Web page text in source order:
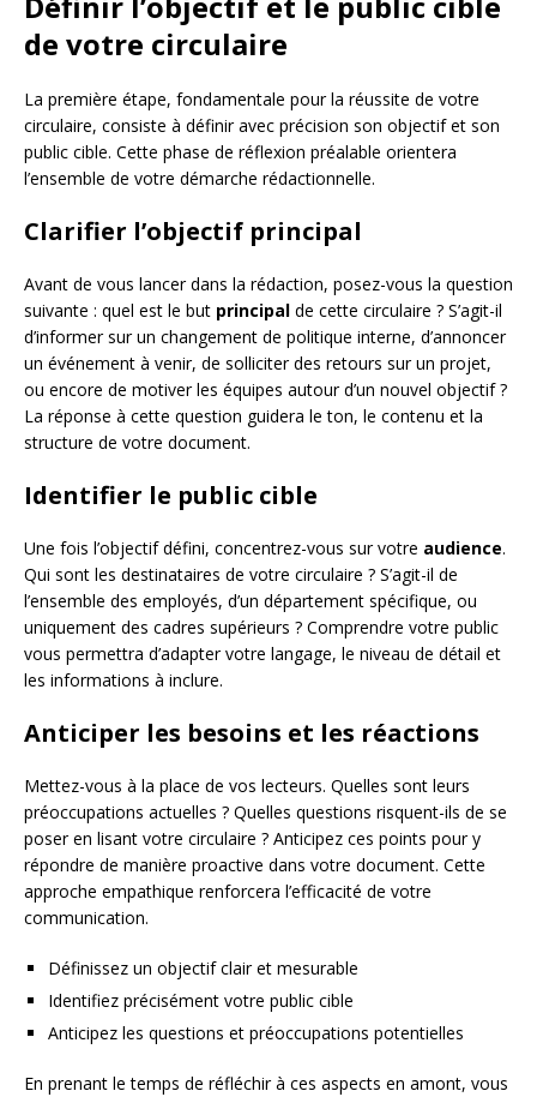
de votre circulaire
La première étape, fondamentale pour la réussite de votre
circulaire, consiste à définir avec précision son objectif et son
public cible. Cette phase de réflexion préalable orientera
l’ensemble de votre démarche rédactionnelle.
Clarifier l’objectif principal
Avant de vous lancer dans la rédaction, posez-vous la question
suivante : quel est le but principal de cette circulaire ? S’agit-il
d’informer sur un changement de politique interne, d’annoncer
un événement à venir, de solliciter des retours sur un projet,
ou encore de motiver les équipes autour d’un nouvel objectif ?
La réponse à cette question guidera le ton, le contenu et la
structure de votre document.
Identifier le public cible
Une fois l’objectif défini, concentrez-vous sur votre audience.
Qui sont les destinataires de votre circulaire ? S’agit-il de
l’ensemble des employés, d’un département spécifique, ou
uniquement des cadres supérieurs ? Comprendre votre public
vous permettra d’adapter votre langage, le niveau de détail et
les informations à inclure.
Anticiper les besoins et les réactions
Mettez-vous à la place de vos lecteurs. Quelles sont leurs
préoccupations actuelles ? Quelles questions risquent-ils de se
poser en lisant votre circulaire ? Anticipez ces points pour y
répondre de manière proactive dans votre document. Cette
approche empathique renforcera l’efficacité de votre
communication.
Définissez un objectif clair et mesurable
Identifiez précisément votre public cible
Anticipez les questions et préoccupations potentielles
En prenant le temps de réfléchir à ces aspects en amont, vous